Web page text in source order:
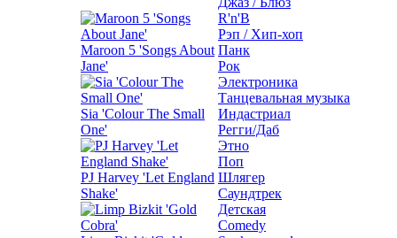
Maroon 5 'Songs About
Jane'
Sia 'Colour The Small
One'
PJ Harvey 'Let England
Shake'
R'n'B
Рэп / Хип-хоп
Панк
Рок
Электроника
Танцевальная музыка
Индастриал
Регги/Даб
Этно
Поп
Шлягер
Саундтрек
Детская
Comedy